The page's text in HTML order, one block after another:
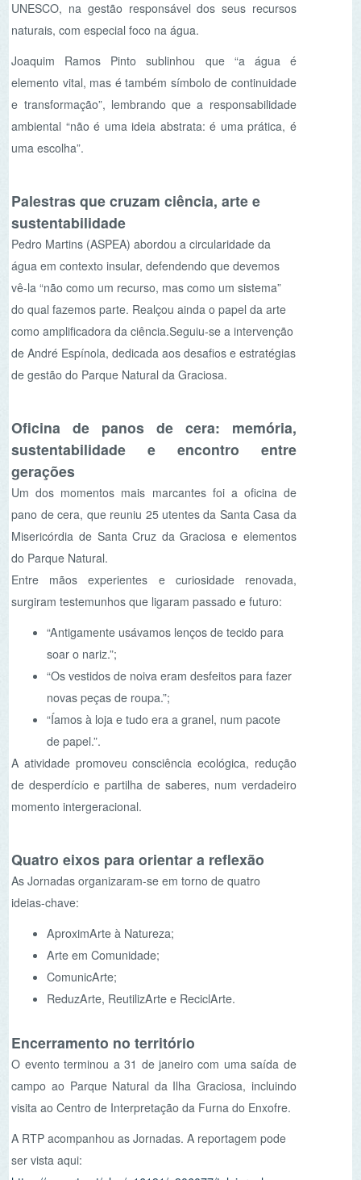
uma escolha”.
Palestras que cruzam ciência, arte e
sustentabilidade
Pedro Martins (ASPEA) abordou a circularidade da
água em contexto insular, defendendo que devemos
de André Espínola, dedicada aos desafios e estratégias
de gestão do Parque Natural da Graciosa.
Oficina de panos de cera: memória,
sustentabilidade e encontro entre
gerações
Um dos momentos mais marcantes foi a oficina de
Misericórdia de Santa Cruz da Graciosa e elementos
do Parque Natural.
surgiram testemunhos que ligaram passado e futuro:
“Antigamente usávamos lenços de tecido para
soar o nariz.”;
“Os vestidos de noiva eram desfeitos para fazer
novas peças de roupa.”;
“Íamos à loja e tudo era a granel, num pacote
de papel.”.
de desperdício e partilha de saberes, num verdadeiro
momento intergeracional.
Quatro eixos para orientar a reflexão
As Jornadas organizaram-se em torno de quatro
ideias-chave:
AproximArte à Natureza;
Arte em Comunidade;
ComunicArte;
ReduzArte, ReutilizArte e ReciclArte.
campo ao Parque Natural da Ilha Graciosa, incluindo
visita ao Centro de Interpretação da Furna do Enxofre.
A RTP acompanhou as Jornadas. A reportagem pode
ser vista aqui:
https://www.rtp.pt/play/p16191/e906077/telejornal-
acores/1400091.
NEWSLETTER